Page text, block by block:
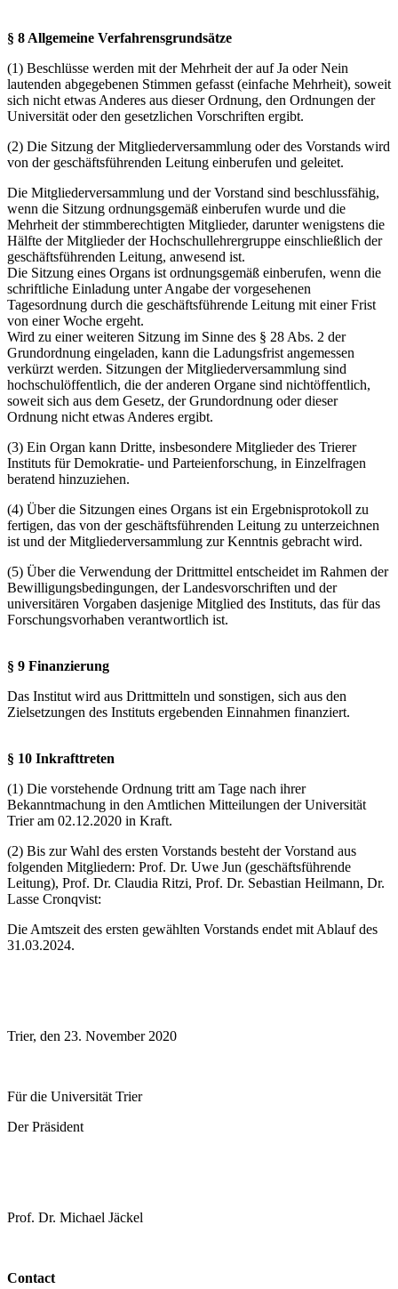
§ 8 Allgemeine Verfahrensgrundsätze
(1) Beschlüsse werden mit der Mehrheit der auf Ja oder Nein
lautenden abgegebenen Stimmen gefasst (einfache Mehrheit), soweit
sich nicht etwas Anderes aus dieser Ordnung, den Ordnungen der
Universität oder den gesetzlichen Vorschriften ergibt.
(2) Die Sitzung der Mitgliederversammlung oder des Vorstands wird
von der geschäftsführenden Leitung einberufen und geleitet.
Die Mitgliederversammlung und der Vorstand sind beschlussfähig,
wenn die Sitzung ordnungsgemäß einberufen wurde und die
Mehrheit der stimmberechtigten Mitglieder, darunter wenigstens die
Hälfte der Mitglieder der Hochschullehrergruppe einschließlich der
geschäftsführenden Leitung, anwesend ist.
Die Sitzung eines Organs ist ordnungsgemäß einberufen, wenn die
schriftliche Einladung unter Angabe der vorgesehenen
Tagesordnung durch die geschäftsführende Leitung mit einer Frist
von einer Woche ergeht.
Wird zu einer weiteren Sitzung im Sinne des § 28 Abs. 2 der
Grundordnung eingeladen, kann die Ladungsfrist angemessen
verkürzt werden. Sitzungen der Mitgliederversammlung sind
hochschulöffentlich, die der anderen Organe sind nichtöffentlich,
soweit sich aus dem Gesetz, der Grundordnung oder dieser
Ordnung nicht etwas Anderes ergibt.
(3) Ein Organ kann Dritte, insbesondere Mitglieder des Trierer
Instituts für Demokratie- und Parteienforschung, in Einzelfragen
beratend hinzuziehen.
(4) Über die Sitzungen eines Organs ist ein Ergebnisprotokoll zu
fertigen, das von der geschäftsführenden Leitung zu unterzeichnen
ist und der Mitgliederversammlung zur Kenntnis gebracht wird.
(5) Über die Verwendung der Drittmittel entscheidet im Rahmen der
Bewilligungsbedingungen, der Landesvorschriften und der
universitären Vorgaben dasjenige Mitglied des Instituts, das für das
Forschungsvorhaben verantwortlich ist.
§ 9 Finanzierung
Das Institut wird aus Drittmitteln und sonstigen, sich aus den
Zielsetzungen des Instituts ergebenden Einnahmen finanziert.
§ 10 Inkrafttreten
(1) Die vorstehende Ordnung tritt am Tage nach ihrer
Bekanntmachung in den Amtlichen Mitteilungen der Universität
Trier am 02.12.2020 in Kraft.
(2) Bis zur Wahl des ersten Vorstands besteht der Vorstand aus
folgenden Mitgliedern: Prof. Dr. Uwe Jun (geschäftsführende
Leitung), Prof. Dr. Claudia Ritzi, Prof. Dr. Sebastian Heilmann, Dr.
Lasse Cronqvist:
Die Amtszeit des ersten gewählten Vorstands endet mit Ablauf des
31.03.2024.
Trier, den 23. November 2020
Für die Universität Trier
Der Präsident
Prof. Dr. Michael Jäckel
Contact